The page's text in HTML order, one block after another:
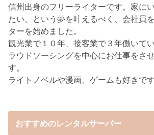
信州出身のフリーライターです。家に
たい、という夢を叶えるべく、会社員
ターを始めました。
観光業で１０年、接客業で３年働いて
ラウドソーシングを中心にお仕事をさ
す。
ライトノベルや漫画、ゲームも好きです
おすすめのレンタルサーバー